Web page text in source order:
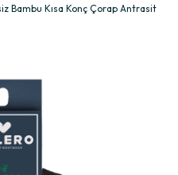
Bambu Kısa Konç Çorap Antrasit